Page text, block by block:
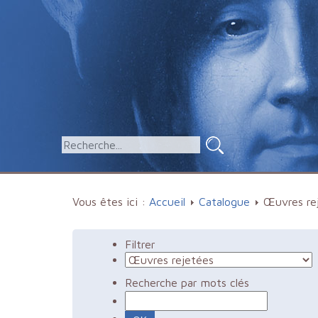
Vous êtes ici : Accueil Catalogue Œuvres
Filtrer
Recherche par mots clés